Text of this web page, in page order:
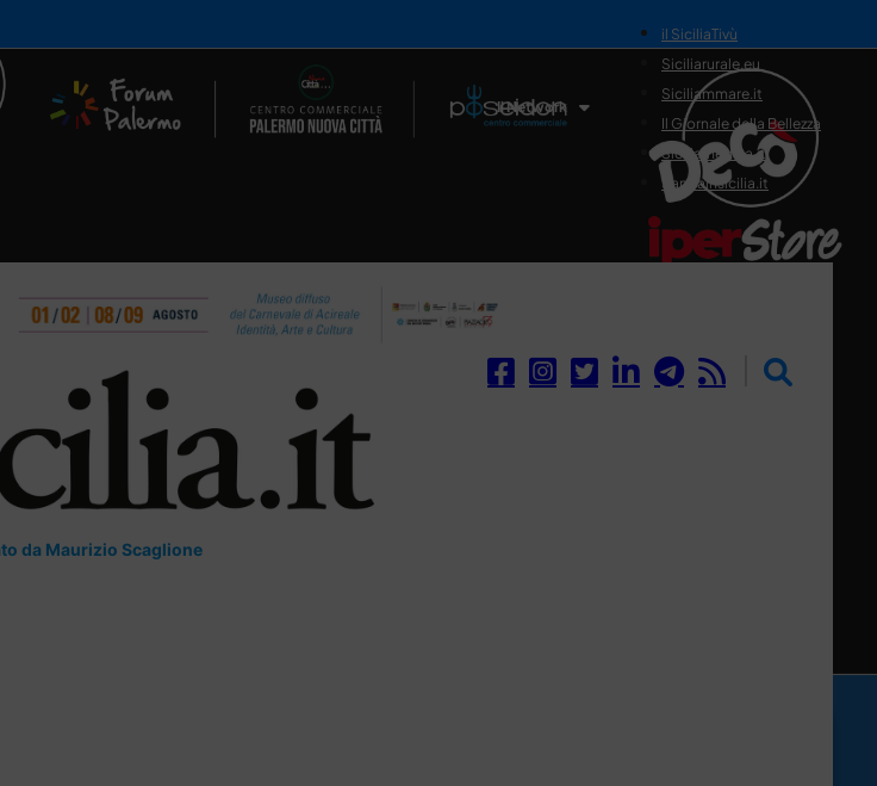
Il Network
il SiciliaTivù
Siciliarurale.eu
Siciliammare.it
Il Giornale della Bellezza
Siciliamedica.it
Sanitainsicilia.it
da Maurizio Scaglione